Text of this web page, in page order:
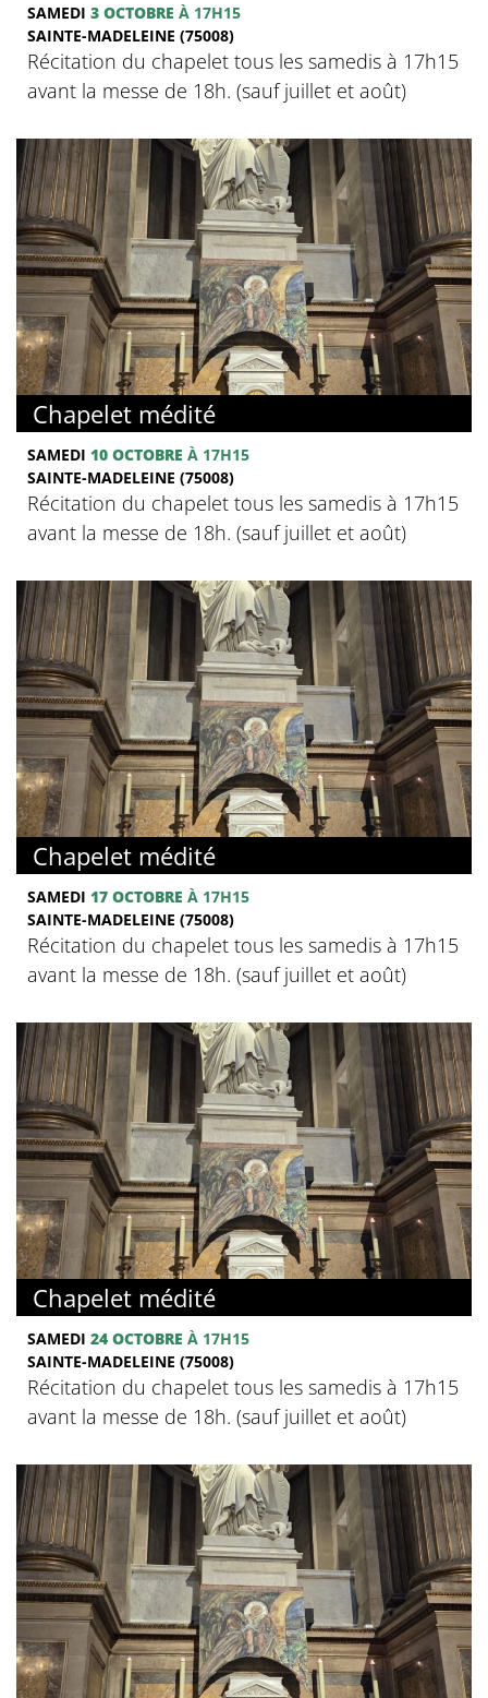
SAMEDI 3 OCTOBRE À 17H15
SAINTE-MADELEINE (75008)
Récitation du chapelet tous les samedis à 17h15
avant la messe de 18h. (sauf juillet et août)
Chapelet médité
SAMEDI 10 OCTOBRE À 17H15
SAINTE-MADELEINE (75008)
Récitation du chapelet tous les samedis à 17h15
avant la messe de 18h. (sauf juillet et août)
Chapelet médité
SAMEDI 17 OCTOBRE À 17H15
SAINTE-MADELEINE (75008)
Récitation du chapelet tous les samedis à 17h15
avant la messe de 18h. (sauf juillet et août)
Chapelet médité
SAMEDI 24 OCTOBRE À 17H15
SAINTE-MADELEINE (75008)
Récitation du chapelet tous les samedis à 17h15
avant la messe de 18h. (sauf juillet et août)